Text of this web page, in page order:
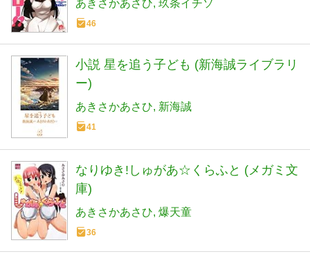
あきさかあさひ 玖条イチソ
46
小説 星を追う子ども (新海誠ライブラリ
ー)
あきさかあさひ 新海誠
41
なりゆき!しゅがあ☆くらふと (メガミ文
庫)
あきさかあさひ 爆天童
36